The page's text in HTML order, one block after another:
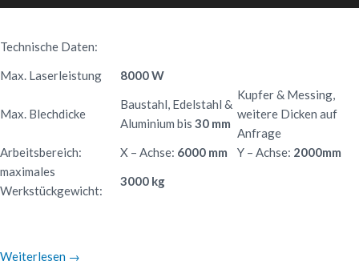
Technische Daten:
Max. Laserleistung
8000 W
Max. Blechdicke
Baustahl, Edelstahl &
Aluminium bis 30 mm
Kupfer & Messing,
weitere Dicken auf
Anfrage
Arbeitsbereich:
X – Achse: 6000 mm Y – Achse: 2000mm
maximales
Werkstückgewicht:
3000 kg
Weiterlesen →